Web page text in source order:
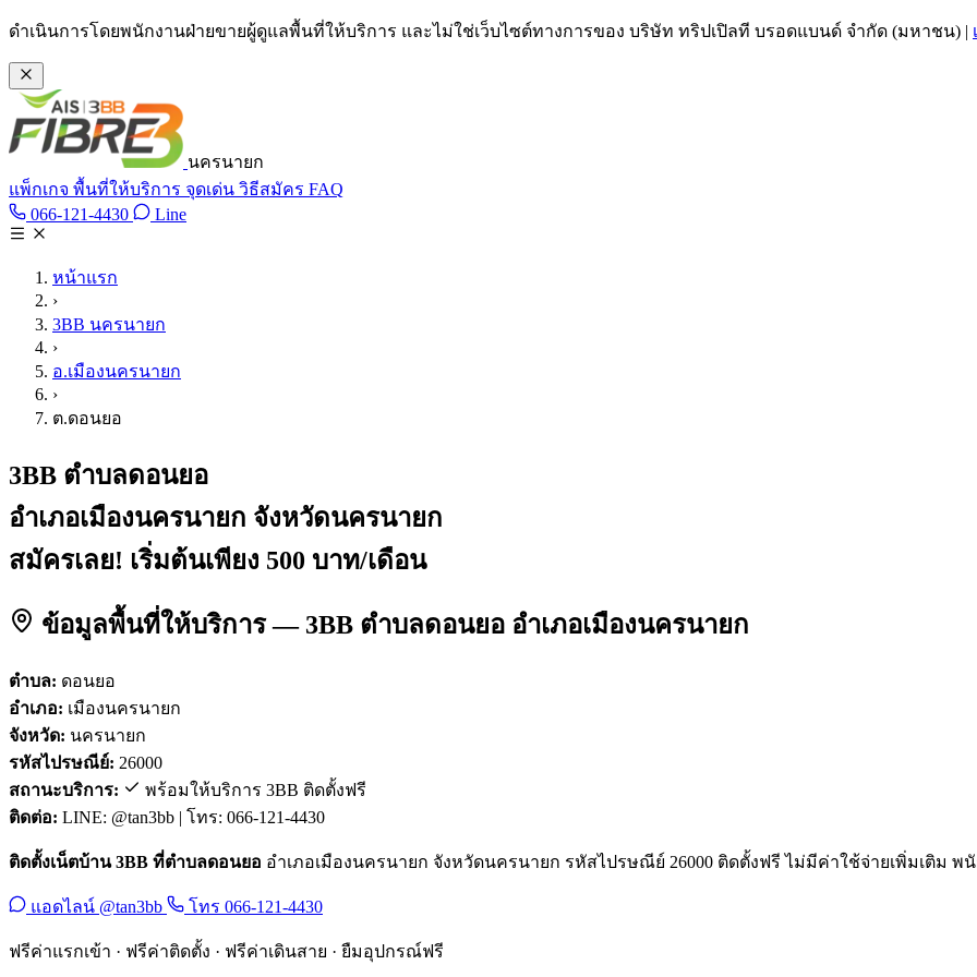
ข้ามไปเนื้อหาหลัก
ดำเนินการโดยพนักงานฝ่ายขายผู้ดูแลพื้นที่ให้บริการ และไม่ใช่เว็บไซต์ทางการของ บริษัท ทริปเปิลที บรอดแบนด์ จำกัด (มหาชน) |
นครนายก
แพ็กเกจ พื้นที่ให้บริการ จุดเด่น วิธีสมัคร FAQ
066-121-4430 โทร 066-121-4430
LineLine @tan3bb
หน้าแรก
›
3BB นครนายก
›
อ.เมืองนครนายก
›
ต.ดอนยอ
3BB ตำบลดอนยอ
อำเภอเมืองนครนายก จังหวัดนครนายก
สมัครเลย! เริ่มต้นเพียง 500 บาท/เดือน
ข้อมูลพื้นที่ให้บริการ — 3BB ตำบลดอนยอ อำเภอเมืองนครนายก
ตำบล: ดอนยอ
อำเภอ: เมืองนครนายก
จังหวัด: นครนายก
รหัสไปรษณีย์: 26000
สถานะบริการ:
พร้อมให้บริการ 3BB ติดตั้งฟรี
ติดต่อ: LINE: @tan3bb | โทร: 066-121-4430
ติดตั้งเน็ตบ้าน 3BB ที่ตำบลดอนยอ อำเภอเมืองนครนายก จังหวัดนครนายก รหัสไปรษณีย์ 26000 ติดตั้งฟรี ไม่มีค่าใช้จ่ายเพิ่มเติม
แอดไลน์ @tan3bb โทร 066-121-4430
ฟรีค่าแรกเข้า · ฟรีค่าติดตั้ง · ฟรีค่าเดินสาย · ยืมอุปกรณ์ฟรี